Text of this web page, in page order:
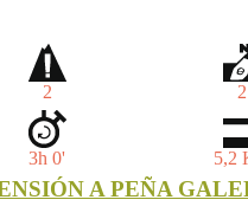
2 2
3h 0' 5,2
A PEÑA